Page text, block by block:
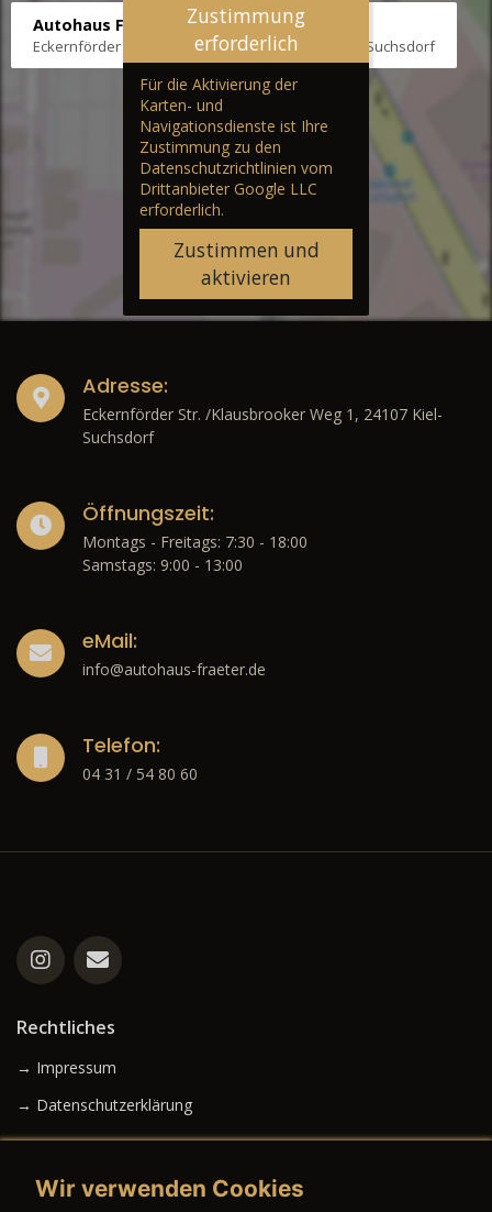
Autohaus Fräter
Eckernförder Str. /Klausbrooker Weg 1, 24107 Kiel-Suchsdorf
Zustimmung
erforderlich
Für die Aktivierung der
Karten- und
Navigationsdienste ist Ihre
Zustimmung zu den
Datenschutzrichtlinien vom
Drittanbieter Google LLC
erforderlich.
Zustimmen und
aktivieren
Adresse:
Eckernförder Str. /Klausbrooker Weg 1, 24107 Kiel-
Suchsdorf
Öffnungszeit:
Montags - Freitags: 7:30 - 18:00
Samstags: 9:00 - 13:00
eMail:
info@autohaus-fraeter.de
Telefon:
04 31 / 54 80 60
Rechtliches
→ Impressum
→ Datenschutzerklärung
Wir verwenden Cookies